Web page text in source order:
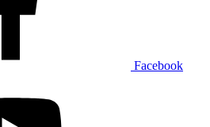
Facebook